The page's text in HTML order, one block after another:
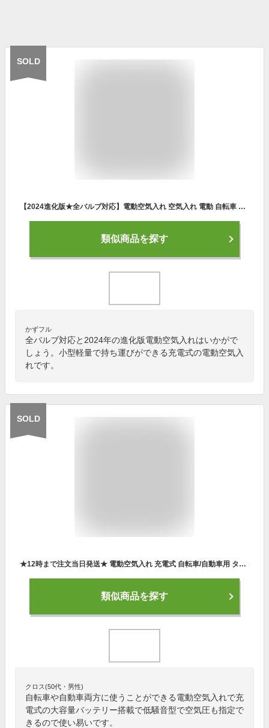
SOLD
【2024進化版★全バルブ対応】電動空気入れ 空気入れ 電動 自転車 エアポンプ 充電式 バイク サイクル 仏式 英式 米式 車 ロードバイク クロスバイク 空気入れ 携帯 軽量 小型 コンパクト 電動ポンプ 空気圧測定フランス式 タイヤ 空気入れ
類似商品を探す
かずフル
全バルブ対応と2024年の進化版電動空気入れはいかがで
しょう。小型軽量で持ち運びができる充電式の電動空気入
れです。
SOLD
★12時まで注文当日発送★ 電動空気入れ 充電式 自転車/自動車用 タイヤ 空気入れ 大容量バッテリー 4種単位換算 空気圧指定 最大圧力150PSI 低騒音 自動停止12V 仏式 英式 米式 コードレス 静音 クロス/ロードバイク/ボール/浮き輪に適用 LEDライト
類似商品を探す
クロス(50代・男性)
自転車や自動車両方に使うことができる電動空気入れで充
電式の大容量バッテリー搭載で低騒音型で空気圧も指定で
きるので使い易いです。